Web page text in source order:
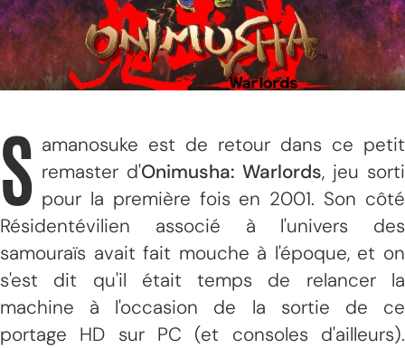
S amanosuke est de retour dans ce petit
remaster d'Onimusha: Warlords, jeu sorti
pour la première fois en 2001. Son côté
Résidentévilien associé à l'univers des
samouraïs avait fait mouche à l'époque, et on
s'est dit qu'il était temps de relancer la
machine à l'occasion de la sortie de ce
portage HD sur PC (et consoles d'ailleurs).